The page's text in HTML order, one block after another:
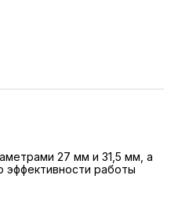
27 мм и 31,5 мм, а
эффективности работы